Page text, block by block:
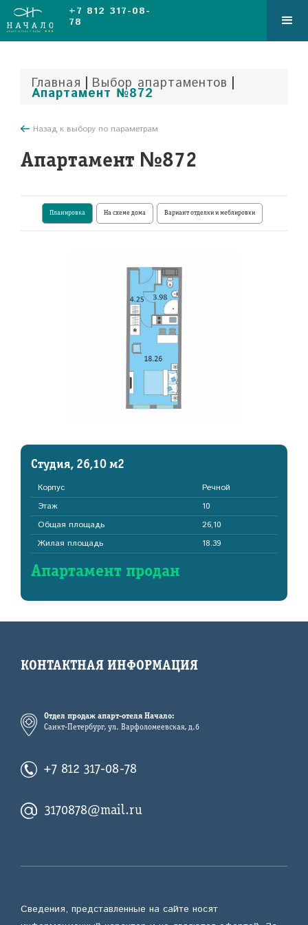
+7 812 317-08-
78
Главная | Выбор апартаментов |
Апартамент №872
Назад к выбору по параметрам
Апартамент №872
Планировка На схеме дома Вариант отделки и меблировки
Студия, 26,10 м2
Корпус
Речной
Этаж
10
Общая площадь
26,10
Жилая площадь
18.39
Апартамент продан
КОНТАКТНАЯ ИНФОРМАЦИЯ
Отдел продаж апарт-отеля Начало:
Санкт-Петербург, ул. Варфоломеевская, д.6
+7 812 317-08-78
3170878@mail.ru
Сведения, представленные на сайте носят